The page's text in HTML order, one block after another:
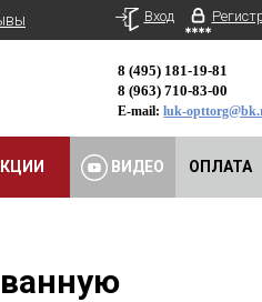
Вход
8 (495) 181-19-81
8 (963) 710-83-00
E-mail:luk-
ВИДЕО ОПЛАТА